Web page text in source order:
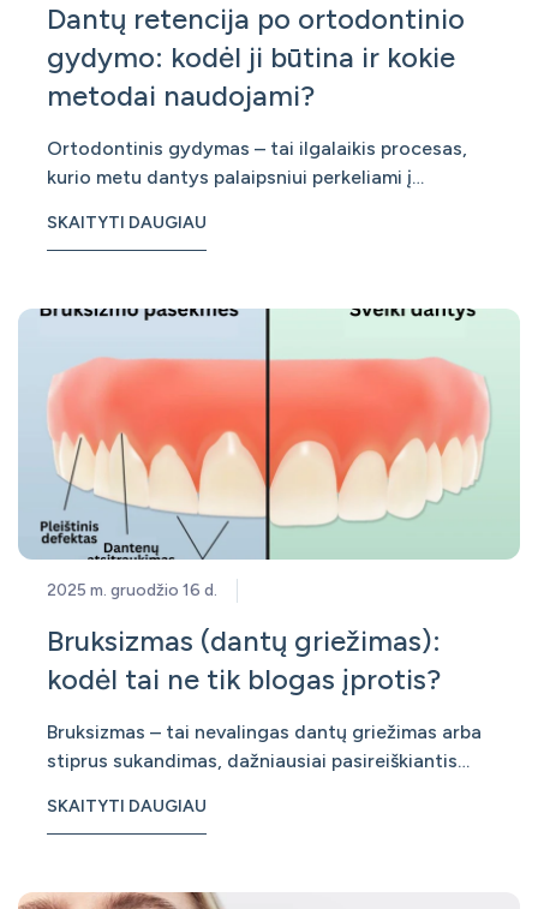
Dantų retencija po ortodontinio
gydymo: kodėl ji būtina ir kokie
metodai naudojami?
Ortodontinis gydymas – tai ilgalaikis procesas,
kurio metu dantys palaipsniui perkeliami į
nustemba sužinoję, kad nuėmus breketus
išlaikyti
SKAITYTI DAUGIAU
2025 m. gruodžio 16 d.
Bruksizmas (dantų griežimas):
kodėl tai ne tik blogas įprotis?
Bruksizmas – tai nevalingas dantų griežimas arba
stiprus sukandimas, dažniausiai pasireiškiantis
žvilgsnio tai gali atrodyti kaip nekaltas įprotis, iš
SKAITYTI DAUGIAU